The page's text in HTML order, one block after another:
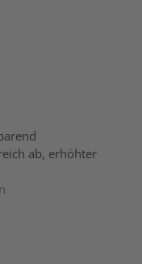
ab, erhöhter